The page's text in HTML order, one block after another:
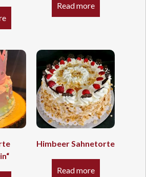
Read more
Himbeer Sahnetorte
Read more